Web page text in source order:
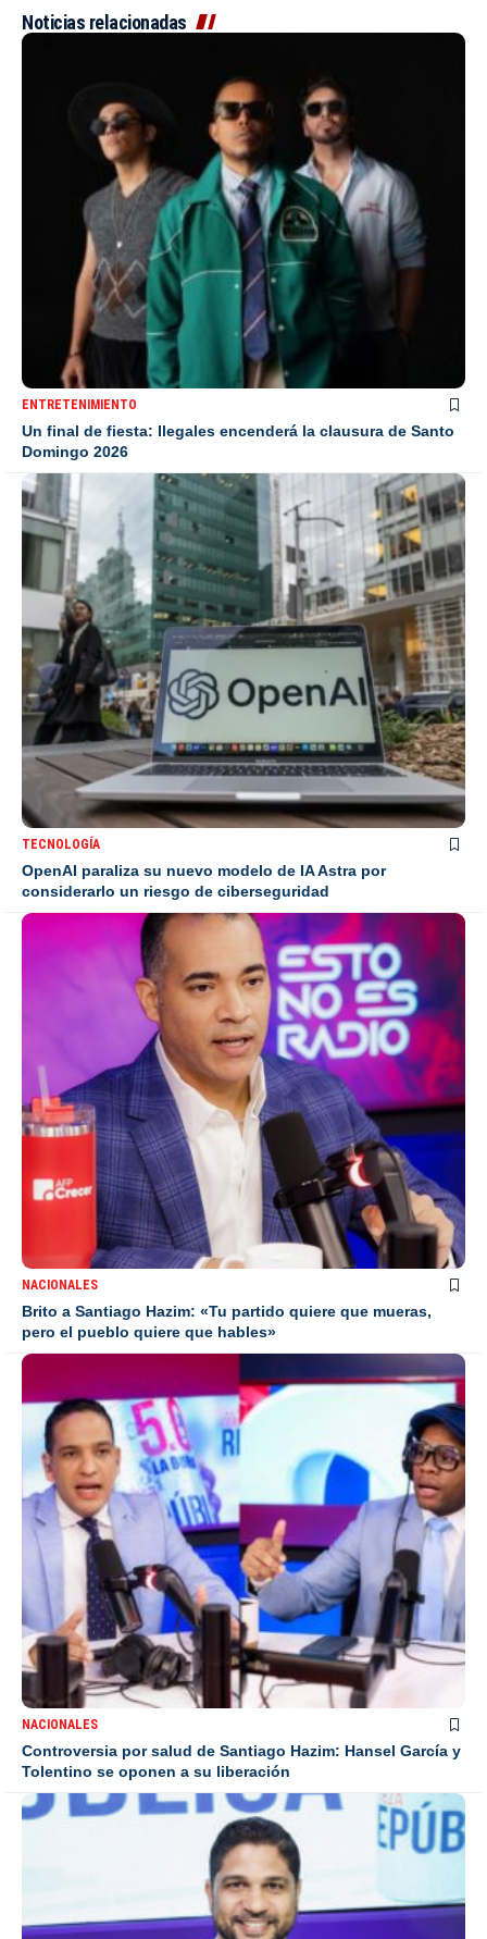
Noticias relacionadas
ENTRETENIMIENTO
Un final de fiesta: Ilegales encenderá la clausura de Santo
Domingo 2026
TECNOLOGÍA
OpenAI paraliza su nuevo modelo de IA Astra por
considerarlo un riesgo de ciberseguridad
NACIONALES
Brito a Santiago Hazim: «Tu partido quiere que mueras,
pero el pueblo quiere que hables»
NACIONALES
Controversia por salud de Santiago Hazim: Hansel García y
Tolentino se oponen a su liberación